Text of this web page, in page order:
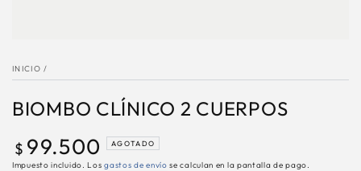
INICIO /
BIOMBO CLÍNICO 2 CUERPOS
Precio
regular
$ 99.500 AGOTADO
Impuesto incluido. Losgastos de envío se calculan en la pantalla de pago.